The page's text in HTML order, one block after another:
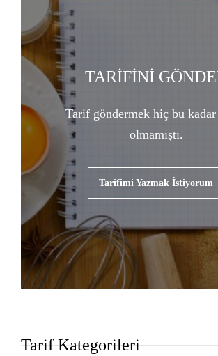
TARİFİNİ
Tarif göndermek hiç bu
olmamıştı.
Tarifimi Yazmak İstiyorum
Tarif Kategorileri